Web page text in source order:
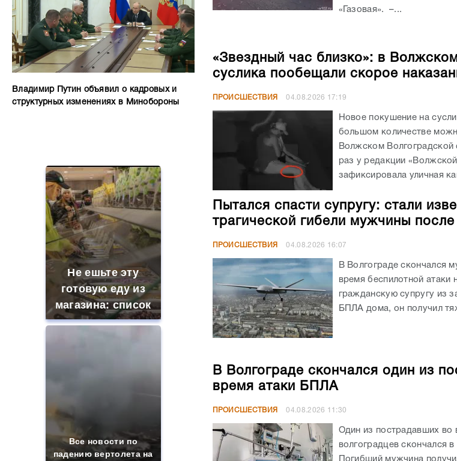
Владимир Путин объявил о кадровых и
структурных изменениях в Минобороны
Не ешьте эту
готовую еду из
магазина: список
Все новости по
падению вертолета на
«Газовая». –...
«Звездный час близко»: в
суслика пообещали скорое
ПРОИСШЕСТВИЯ 04.08.2026 17:19
Новое покушение на
большом количестве
Волжском Волгоградской
раз у редакции
зафиксировала уличная
Пытался спасти супругу: стали
трагической гибели мужчины
ПРОИСШЕСТВИЯ 04.08.2026 16:07
В Волгограде скончался
время беспилотной атаки
гражданскую супругу из
БПЛА дома, он получил
В Волгограде скончался один из
время атаки БПЛА
ПРОИСШЕСТВИЯ 04.08.2026 11:30
Один из пострадавших во
волгоградцев скончался
Погибший мужчина